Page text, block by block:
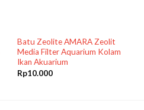
Batu Zeolite AMARA Zeolit
Media Filter Aquarium Kolam
Ikan Akuarium
Rp10.000